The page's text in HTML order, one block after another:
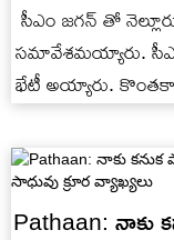
సీఎం జగన్ తో
సమావేశమయ్యారు.
భేటీ అయ్యారు.
Pathaan: నాకు